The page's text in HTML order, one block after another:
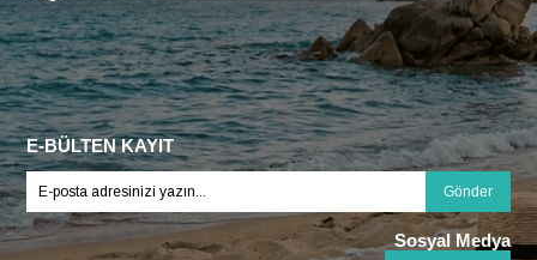
E-BÜLTEN KAYIT
Gönder
Sosyal Medya